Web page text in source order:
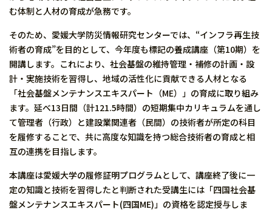
む体制と人材の育成が急務です。
そのため、愛媛大学防災情報研究センターでは、“インフラ再生技
術者の育成”を目的として、今年度も標記の養成講座（第10期）を
開講します。これにより、社会基盤の維持管理・補修の計画・設
計・実施技術を習得し、地域の活性化に貢献できる人材となる
「社会基盤メンテナンスエキスパート（ME）」の育成に取り組み
ます。延べ13日間（計121.5時間）の短期集中カリキュラムを通し
て管理者（行政）と建設業関連者（民間）の技術者が所定の科目
を履修することで、共に高度な知識を持つ総合技術者の育成と相
互の連携を目指します。
本講座は愛媛大学の履修証明プログラムとして、講座終了後に一
定の知識と技術を習得したと判断された受講生には「四国社会基
盤メンテナンスエキスパート(四国ME)」の資格を認定授与しま